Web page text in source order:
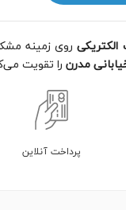
روی زمینه
مدرن را تقویت
پرداخت آنلاین